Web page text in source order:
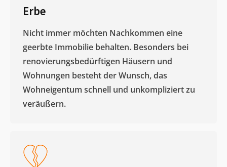
Erbe
Nicht immer möchten Nachkommen eine
geerbte Immobilie behalten. Besonders bei
renovierungsbedürftigen Häusern und
Wohnungen besteht der Wunsch, das
Wohneigentum schnell und unkompliziert zu
veräußern. ​